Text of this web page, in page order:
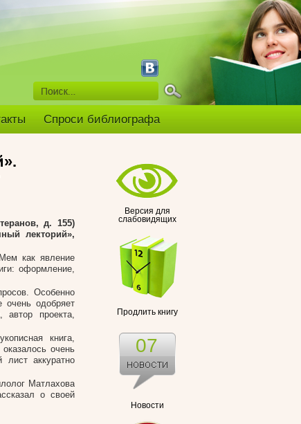
Спроси библиографа
Версия для
слабовидящих
Продлить книгу
Новости
07
д. 155)
лекторий»,
как явление
оформление,
Особенно
очень одобряет
проекта,
книга,
очень
аккуратно
Матлахова
о своей